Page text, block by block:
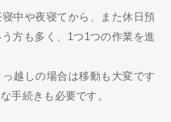
中や夜寝てから、また休日預
方も多く、1つ1つの作業を進
越しの場合は移動も大変です
手続きも必要です。